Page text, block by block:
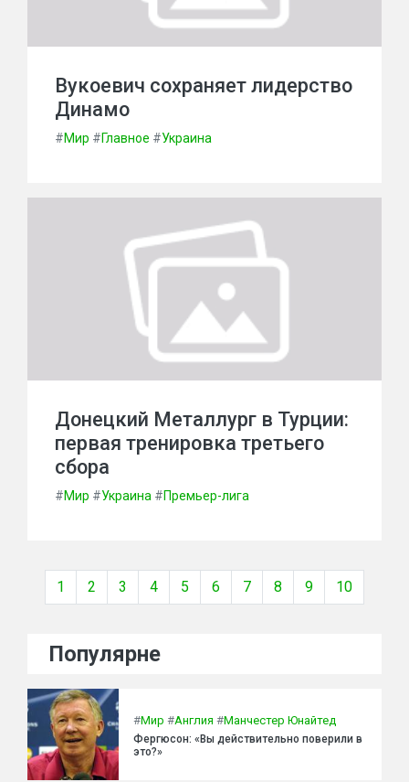
Вукоевич сохраняет лидерство
Динамо
#Мир #Главное #Украина
Донецкий Металлург в Турции:
первая тренировка третьего
сбора
#Мир #Украина #Премьер-лига
1 2 3 4 5 6 7 8 9 10
Популярне
#Мир #Англия #Манчестер Юнайтед
Фергюсон: «Вы действительно поверили в
это?»